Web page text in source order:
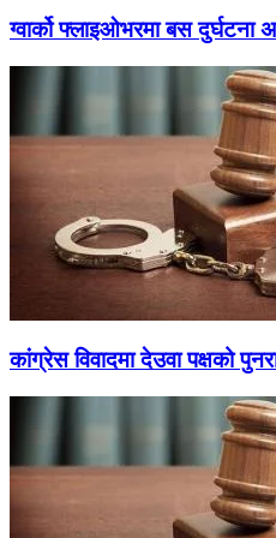
ग्वार्को फ्लाइओभरमा बस
कांग्रेस विवादमा देउवा पक्षको